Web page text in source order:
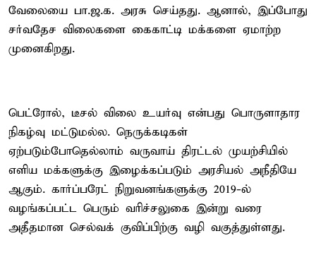
வேலையை பா.ஜ.க. அரசு செய்தது. ஆனால், இப்போது
சர்வதேச விலைகளை கைகாட்டி மக்களை ஏமாற்ற
முனைகிறது.
பெட்ரோல், டீசல் விலை உயர்வு என்பது பொருளாதார
நிகழ்வு மட்டுமல்ல. நெருக்கடிகள்
ஏற்படும்போதெல்லாம் வருவாய் திரட்டல் முயற்சியில்
எளிய மக்களுக்கு இழைக்கப்படும் அரசியல் அநீதியே
ஆகும். கார்ப்பரேட் நிறுவனங்களுக்கு 2019-ல்
வழங்கப்பட்ட பெரும் வரிச்சலுகை இன்று வரை
அதீதமான செல்வக் குவிப்பிற்கு வழி வகுத்துள்ளது.